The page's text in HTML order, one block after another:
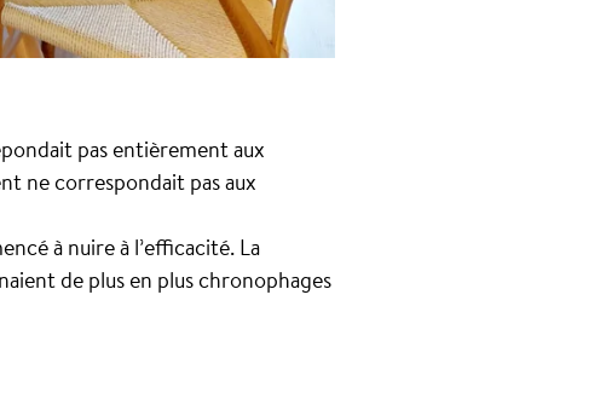
pas entièrement aux
ne correspondait pas aux
à nuire à l’efficacité. La
de plus en plus chronophages